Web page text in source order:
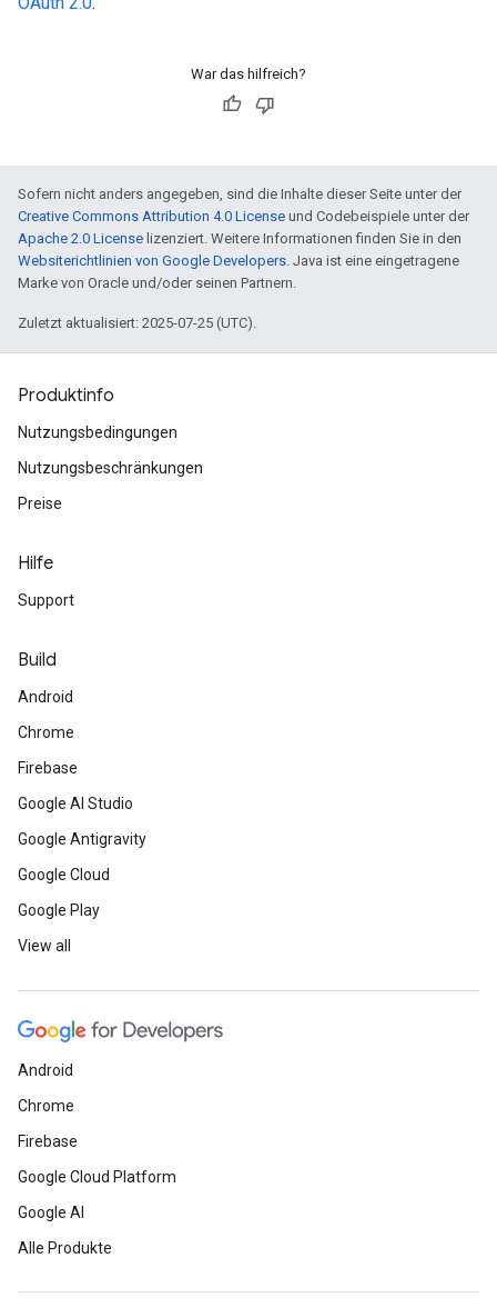
War das hilfreich?
Sofern nicht anders angegeben, sind die Inhalte dieser Seite unter der
Creative Commons Attribution 4.0 License und Codebeispiele unter der
Apache 2.0 License lizenziert. Weitere Informationen finden Sie in den
Websiterichtlinien von Google Developers. Java ist eine eingetragene
Marke von Oracle und/oder seinen Partnern.
Zuletzt aktualisiert: 2025-07-25 (UTC).
Produktinfo
Nutzungsbedingungen
Nutzungsbeschränkungen
Preise
Hilfe
Support
Build
Android
Chrome
Firebase
Google AI Studio
Google Antigravity
Google Cloud
Google Play
View all
Android
Chrome
Firebase
Google Cloud Platform
Google AI
Alle Produkte